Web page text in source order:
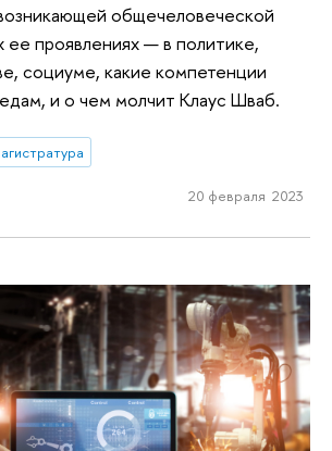
общечеловеческой
ее проявлениях — в политике,
социуме, какие компетенции
и о чем молчит Клаус Шваб.
20 февраля 2023